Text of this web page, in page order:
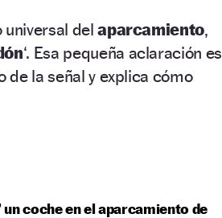
universal delaparcamiento,
‘. Esa pequeña aclaración es
la señal y explica cómo
un coche en el aparcamiento de